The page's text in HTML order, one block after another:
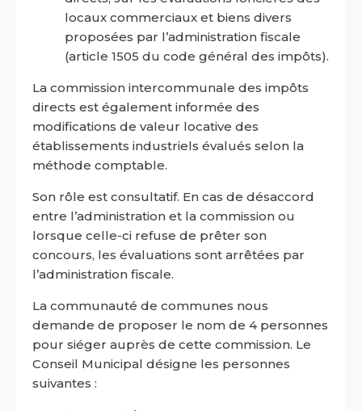
locaux commerciaux et biens divers
proposées par l’administration fiscale
(article 1505 du code général des impôts).
La commission intercommunale des impôts
directs est également informée des
modifications de valeur locative des
établissements industriels évalués selon la
méthode comptable.
Son rôle est consultatif. En cas de désaccord
entre l’administration et la commission ou
lorsque celle-ci refuse de prêter son
concours, les évaluations sont arrêtées par
l’administration fiscale.
La communauté de communes nous
demande de proposer le nom de 4 personnes
pour siéger auprès de cette commission. Le
Conseil Municipal désigne les personnes
suivantes :